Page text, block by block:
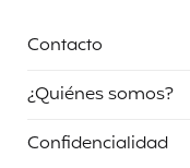
Contacto
¿Quiénes somos?
Confidencialidad